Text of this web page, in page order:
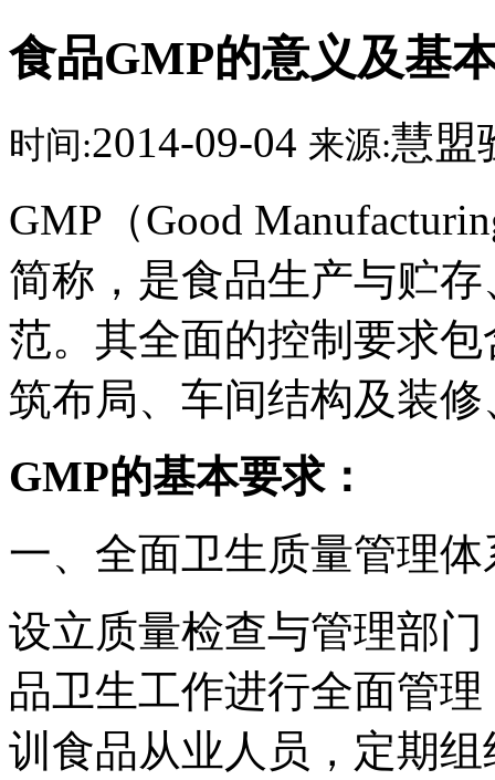
食品GMP的意义及基
时间:2014-09-04 来源:慧盟
GMP（Good
简称，是食品生产与贮
范。其全面的控制要求
筑布局、车间结构及装
GMP的基本要求：
一、全面卫生质量管理
设立质量检查与管理部
品卫生工作进行全面管
训食品从业人员，定期